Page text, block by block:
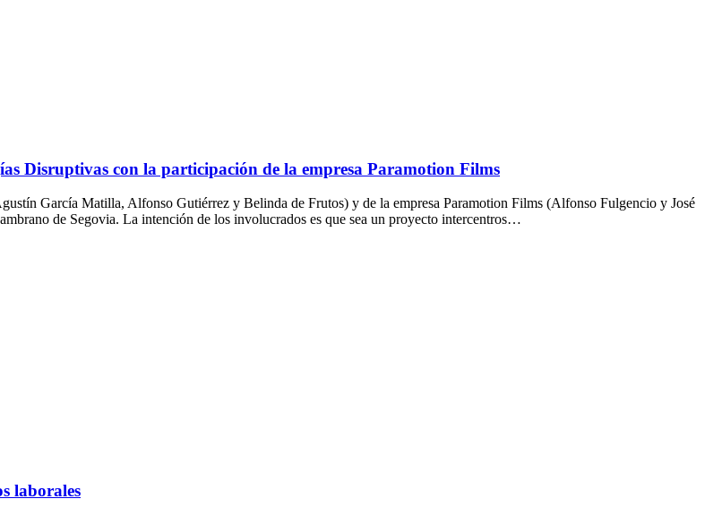
Disruptivas con la participación de la empresa Paramotion Films
García Matilla, Alfonso Gutiérrez y Belinda de Frutos) y de la empresa Paramotion Films (Alfonso Fulgencio y José
de Segovia. La intención de los involucrados es que sea un proyecto intercentros…
laborales